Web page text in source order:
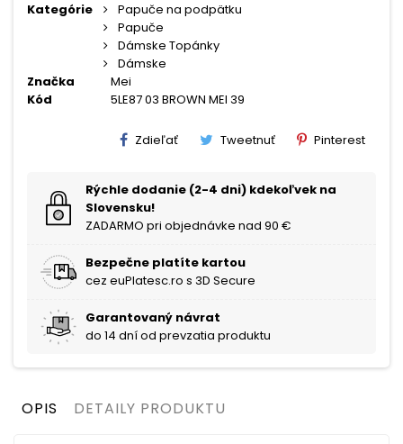
Kategórie
Papuče na podpätku
Papuče
Dámske Topánky
Dámske
Značka
Mei
Kód
5LE87 03 BROWN MEI 39
Zdieľať Tweetnuť Pinterest
Rýchle dodanie (2-4 dni) kdekoľvek na
Slovensku!
ZADARMO pri objednávke nad 90 €
Bezpečne platíte kartou
cez euPlatesc.ro s 3D Secure
Garantovaný návrat
do 14 dní od prevzatia produktu
OPIS DETAILY PRODUKTU